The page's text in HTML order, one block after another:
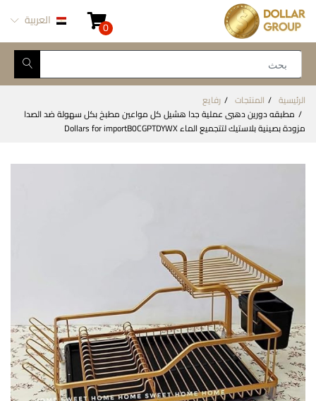
0 العربية
الرئيسية المنتجات
رفايع
مطبقه دورين دهبى عملية جدا هشيل كل مواعين مطبخ بكل سهولة ضد الصدا
مزودة بصينية بلاستيك لتتجميع الماء Dollars for importB0CGPTDYWX